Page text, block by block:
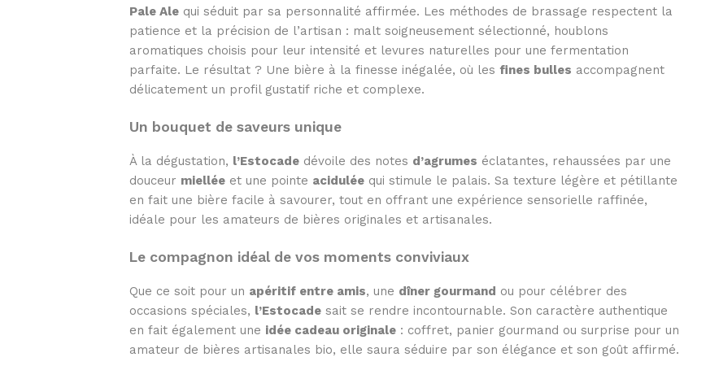
Pale Ale qui séduit par sa personnalité affirmée. Les méthodes de brassage respectent la
patience et la précision de l’artisan : malt soigneusement sélectionné, houblons
aromatiques choisis pour leur intensité et levures naturelles pour une fermentation
parfaite. Le résultat ? Une bière à la finesse inégalée, où les fines bulles accompagnent
délicatement un profil gustatif riche et complexe.
Un bouquet de saveurs unique
À la dégustation, l’Estocade dévoile des notes d’agrumes éclatantes, rehaussées par une
douceur miellée et une pointe acidulée qui stimule le palais. Sa texture légère et pétillante
en fait une bière facile à savourer, tout en offrant une expérience sensorielle raffinée,
idéale pour les amateurs de bières originales et artisanales.
Le compagnon idéal de vos moments conviviaux
Que ce soit pour un apéritif entre amis, une dîner gourmand ou pour célébrer des
occasions spéciales, l’Estocade sait se rendre incontournable. Son caractère authentique
en fait également une idée cadeau originale : coffret, panier gourmand ou surprise pour un
amateur de bières artisanales bio, elle saura séduire par son élégance et son goût affirmé.